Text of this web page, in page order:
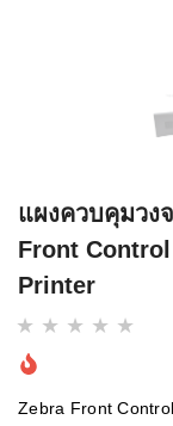
แผงควบคุมวง
Front
Printer
Zebra Front